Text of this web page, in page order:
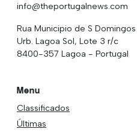
info@theportugalnews.com
Rua Municipio de S Domingos
Urb. Lagoa Sol, Lote 3 r/c
8400-357 Lagoa - Portugal
Menu
Classificados
Últimas